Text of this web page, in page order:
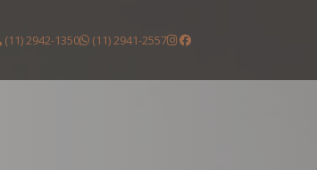
(11) 2942-1350 (11) 2941-2557